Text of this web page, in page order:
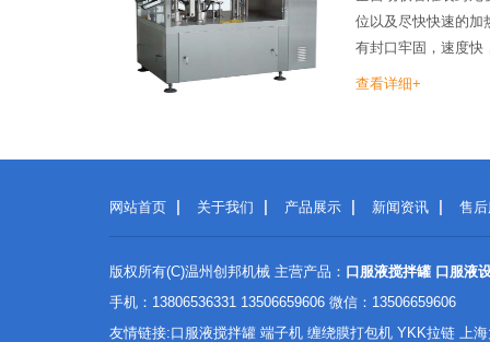
位以及尽快快速的加
有封口牢固，速度快
齐。...
查看详细+
网站首页 关于我们 产品展示 新闻资讯 售
版权所有(C)温州创邦机械 主营产品： 口服液搅拌罐 口服液
手机：13806536331 13506659606 微信：13506659606
友情链接:口服液搅拌罐 端子机 缠绕膜打包机 YKK拉链 上